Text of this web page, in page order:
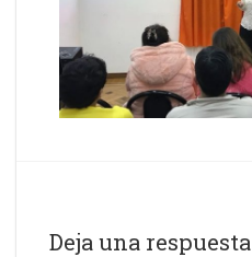
Deja una respuesta